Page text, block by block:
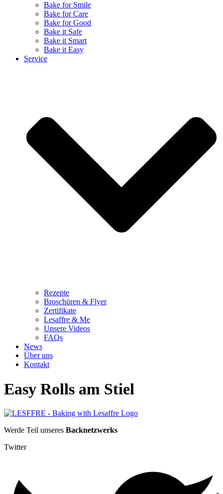
Bake for Smile
Bake for Care
Bake for Good
Bake it Safe
Bake it Smart
Bake it Easy
Service
Rezepte
Broschüren & Flyer
Zertifikate
Lesaffre & Me
Unsere Videos
FAQs
News
Über uns
Kontakt
Easy Rolls am Stiel
Werde Teil unseres Backnetzwerks
Twitter